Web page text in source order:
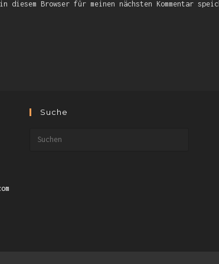
diesem Browser für meinen nächsten Kommentar
Suche